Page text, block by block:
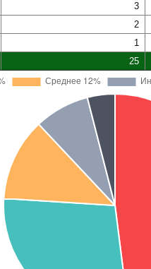
3
2
1
25